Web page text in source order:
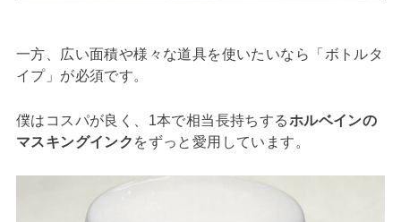
一方、広い面積や様々な道具を使いたいなら「ボトルタ
イプ」が必須です。
僕はコスパが良く、1本で相当長持ちするホルベインの
マスキングインク をずっと愛用しています。